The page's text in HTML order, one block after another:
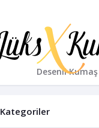
Desenli Kumaş
Kategoriler